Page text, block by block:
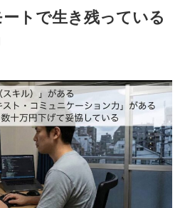
トで生き残っている